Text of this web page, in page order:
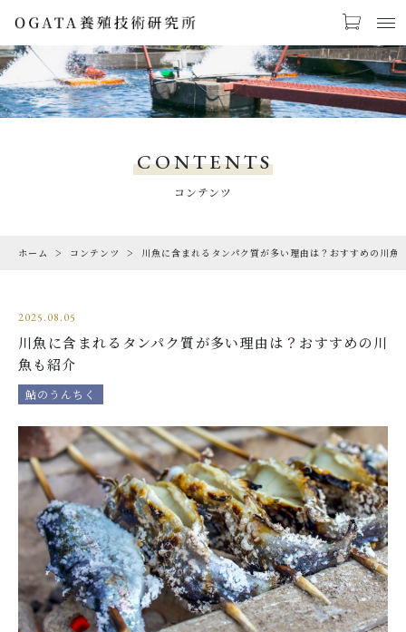
お気に入り LOGIN
CHECKED PRODUCTS
ORDER HISTORY
CAMPAIGN
キャンペーン
ABOUT US
OGATA養殖技術研究所について
HOW TO EAT
おいしい食べ方
SHOP
店舗概要
SHOPPING GUIDE
ショッピングガイド
CONTENTS
コンテンツ
ホーム コンテンツ 川魚に含まれるタンパク質が多い理由は？おすすめの川魚
2025.08.05
川魚に含まれるタンパク質が多い理由は？おすすめの川
魚も紹介
鮎のうんちく